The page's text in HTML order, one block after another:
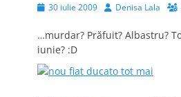
Posted30 iulie 2009 AuthorDenisa Lala
…murdar? Prăfuit? Albastru?
iunie? :D